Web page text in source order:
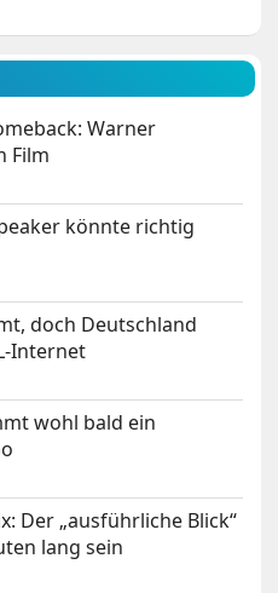
Warner
Film
könnte richtig
doch Deutschland
Internet
wohl bald ein
Der „ausführliche Blick“
lang sein